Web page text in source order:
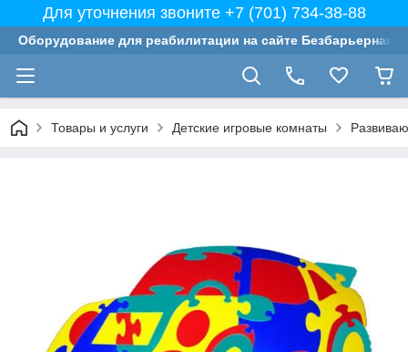
Для уточнения звоните +7 (701) 734-38-88
Оборудование для реабилитации на сайте Безбарьерная
Товары и услуги Детские игровые комнаты